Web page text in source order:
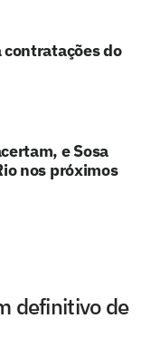
contratações do
e Sosa
nos próximos
definitivo de